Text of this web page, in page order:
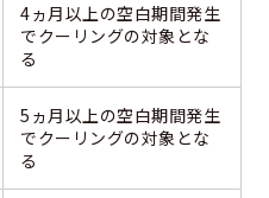
4ヵ月以上の空白期間発生
でクーリングの対象とな
る
5ヵ月以上の空白期間発生
でクーリングの対象とな
る